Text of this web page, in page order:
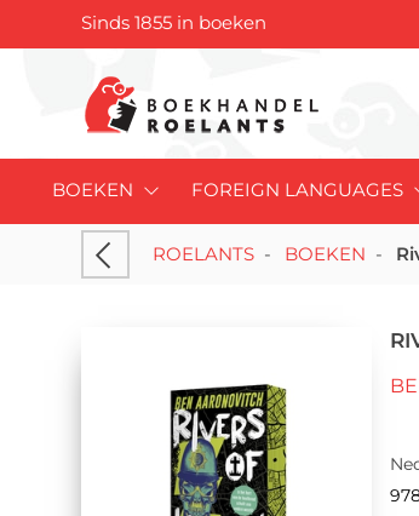
Sinds 1855 in boeken
BOEKEN FOREIGN LANGUAGES
ROELANTS - BOEKEN -